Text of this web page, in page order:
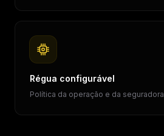
Régua configurável
Política da operação e da seguradora